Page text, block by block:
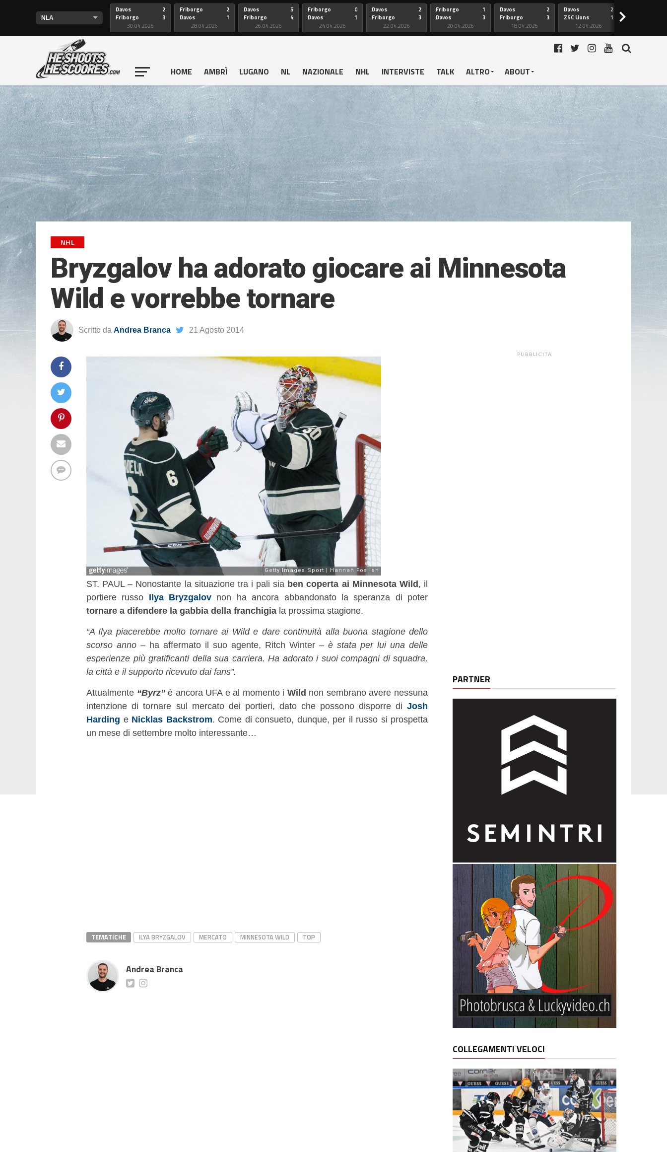
Davos
Friborgo
2
3
30.04.2026
Friborgo
Davos
2
1
28.04.2026
Davos
Friborgo
5
4
26.04.2026
Friborgo
Davos
0
1
24.04.2026
Davos
Friborgo
2
3
22.04.2026
Friborgo
Davos
1
3
20.04.2026
Davos
Friborgo
2
3
18.04.2026
Davos
ZSC Lions
2
1
12.04.2026
>
HOME AMBRÌ LUGANO NL NAZIONALE NHL INTERVISTE TALK ALTRO ABOUT
NHL
Bryzgalov ha adorato giocare ai Minnesota
Wild e vorrebbe tornare
Scritto da Andrea Branca 21 Agosto 2014
ST. PAUL – Nonostante la situazione tra i pali sia ben coperta ai Minnesota Wild, il
portiere russo Ilya Bryzgalov non ha ancora abbandonato la speranza di poter
tornare a difendere la gabbia della franchigia la prossima stagione.
“A Ilya piacerebbe molto tornare ai Wild e dare continuità alla buona stagione dello
scorso anno – ha affermato il suo agente, Ritch Winter – è stata per lui una delle
esperienze più gratificanti della sua carriera. Ha adorato i suoi compagni di squadra,
la città e il supporto ricevuto dai fans”.
Attualmente “Byrz”è ancora UFA e al momento i Wild non sembrano avere nessuna
intenzione di tornare sul mercato dei portieri, dato che possono disporre di Josh
Harding e Nicklas Backstrom. Come di consueto, dunque, per il russo si prospetta
un mese di settembre molto interessante…
TEMATICHE ILYA BRYZGALOV MERCATO MINNESOTA WILD TOP
Andrea Branca
PUBBLICITÀ
PARTNER
COLLEGAMENTI VELOCI